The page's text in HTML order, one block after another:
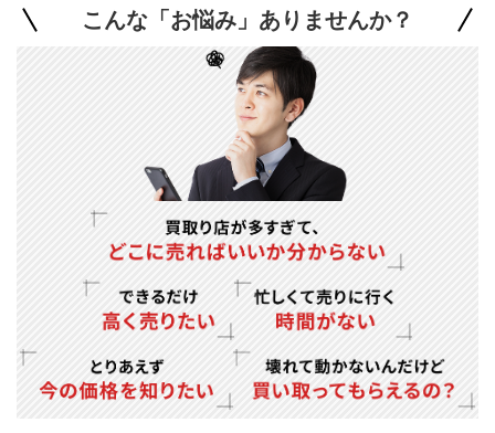
こんな「お悩み」ありませんか？